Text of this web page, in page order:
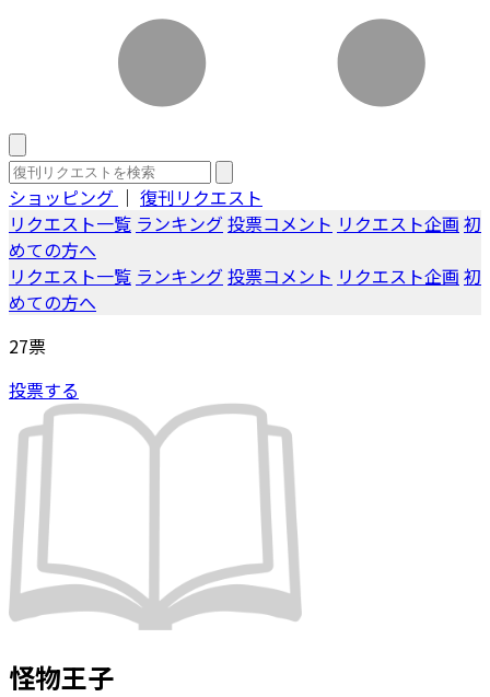
ショッピング ｜ 復刊リクエスト
リクエスト一覧 ランキング投票コメント リクエスト企画 初
めての方へ
リクエスト一覧 ランキング投票コメント リクエスト企画 初
めての方へ
27票
投票する
怪物王子